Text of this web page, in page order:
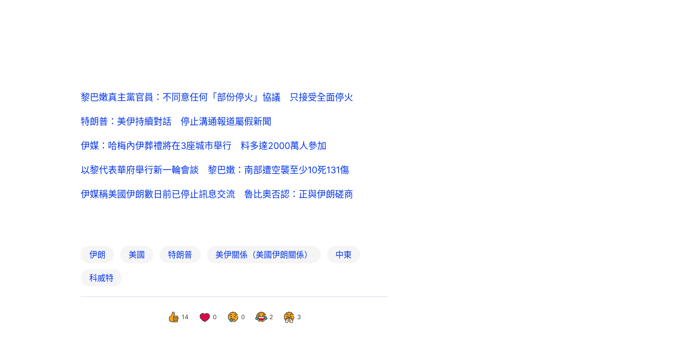
黎巴嫩真主黨官員：不同意任何「部份停火」協議 只接受全面停火
特朗普：美伊持續對話 停止溝通報道屬假新聞
伊媒：哈梅內伊葬禮將在3座城市舉行 料多達2000萬人參加
以黎代表華府舉行新一輪會談 黎巴嫩：南部遭空襲至少10死131傷
伊媒稱美國伊朗數日前已停止訊息交流 魯比奧否認：正與伊朗磋商
伊朗 美國 特朗普 美伊關係（美國伊朗關係） 中東
科威特
14 0 0 2 3